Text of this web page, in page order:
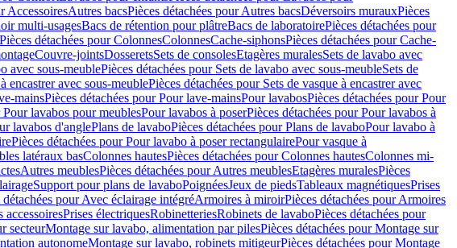
AccessoiresAutres bacsPièces détachées pour Autres bacsDéversoirs murauxPièces
multi-usagesBacs de rétention pour plâtreBacs de laboratoirePièces détachées pour
Pièces détachées pour ColonnesColonnesCache-siphonsPièces détachées pour Cache-
Couvre-jointsDosseretsSets de consolesEtagères muralesSets de lavabo avec
avec sous-meublePièces détachées pour Sets de lavabo avec sous-meubleSets de
encastrer avec sous-meublePièces détachées pour Sets de vasque à encastrer avec
mainsPièces détachées pour Pour lave-mainsPour lavabosPièces détachées pour Pour
Pour lavabos pour meublesPour lavabos à poserPièces détachées pour Pour lavabos à
lavabos d'anglePlans de lavaboPièces détachées pour Plans de lavaboPour lavabo à
Pièces détachées pour Pour lavabo à poser rectangulairePour vasque à
latéraux basColonnes hautesPièces détachées pour Colonnes hautesColonnes mi-
Autres meublesPièces détachées pour Autres meublesEtagères muralesPièces
Support pour plans de lavaboPoignéesJeux de piedsTableaux magnétiquesPrises
détachées pour Avec éclairage intégréArmoires à miroirPièces détachées pour Armoires
accessoiresPrises électriquesRobinetteriesRobinets de lavaboPièces détachées pour
secteurMontage sur lavabo, alimentation par pilesPièces détachées pour Montage sur
autonomeMontage sur lavabo, robinets mitigeurPièces détachées pour Montage